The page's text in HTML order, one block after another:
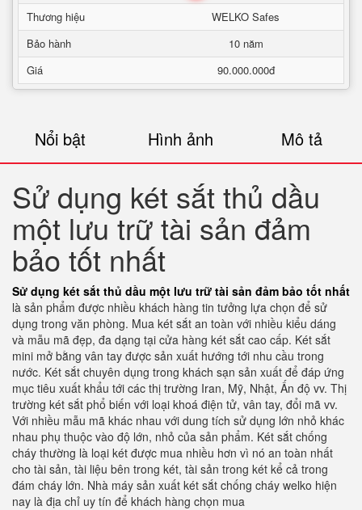
Thương hiệu
WELKO Safes
Bảo hành
10 năm
Giá
90.000.000đ
Nổi bật Hình ảnh Mô tả
Sử dụng két sắt thủ dầu
một lưu trữ tài sản đảm
bảo tốt nhất
Sử dụng két sắt thủ dầu một lưu trữ tài sản đảm bảo tốt nhất
là sản phẩm được nhiều khách hàng tin tưởng lựa chọn để sử
dụng trong văn phòng. Mua két sắt an toàn với nhiều kiểu dáng
và mẫu mã đẹp, đa dạng tại cửa hàng két sắt cao cấp. Két sắt
mini mở bằng vân tay được sản xuất hướng tới nhu cầu trong
nước. Két sắt chuyên dụng trong khách sạn sản xuất để đáp ứng
mục tiêu xuất khẩu tới các thị trường Iran, Mỹ, Nhật, Ấn độ vv. Thị
trường két sắt phổ biến với loại khoá điện tử, vân tay, đổi mã vv.
Với nhiều mẫu mã khác nhau với dung tích sử dụng lớn nhỏ khác
nhau phụ thuộc vào độ lớn, nhỏ của sản phẩm. Két sắt chống
cháy thường là loại két được mua nhiều hơn vì nó an toàn nhất
cho tài sản, tài liệu bên trong két, tài sản trong két kể cả trong
đám cháy lớn. Nhà máy sản xuất két sắt chống cháy welko hiện
nay là địa chỉ uy tín để khách hàng chọn mua